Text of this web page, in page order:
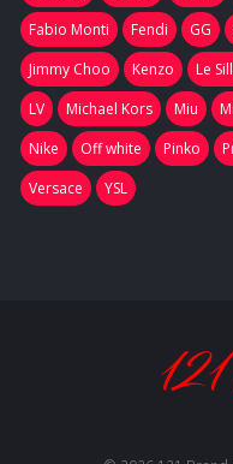
Fabio Monti
Fendi GG
Jimmy Choo
Kenzo Le
LV
Michael Kors Miu
Nike
Off white Pinko
Versace
YSL